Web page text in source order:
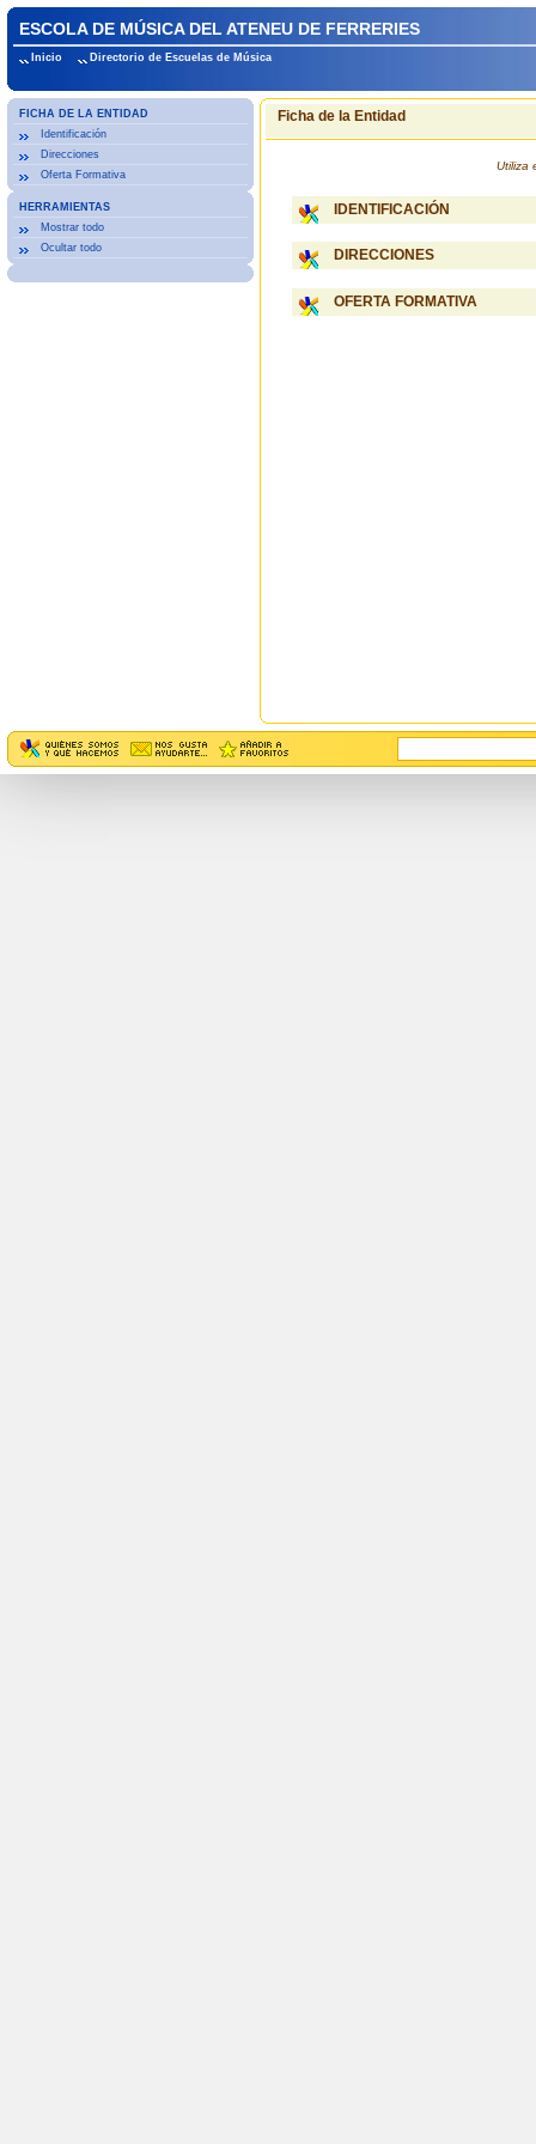
ESCOLA DE MÚSICA DEL ATENEU DE FERRERIES
Inicio Directorio de Escuelas de Música
FICHA DE LA ENTIDAD
Identificación
Direcciones
Oferta Formativa
HERRAMIENTAS
Mostrar todo
Ocultar todo
Ficha de la Entidad
Utiliza
IDENTIFICACIÓN
DIRECCIONES
OFERTA FORMATIVA